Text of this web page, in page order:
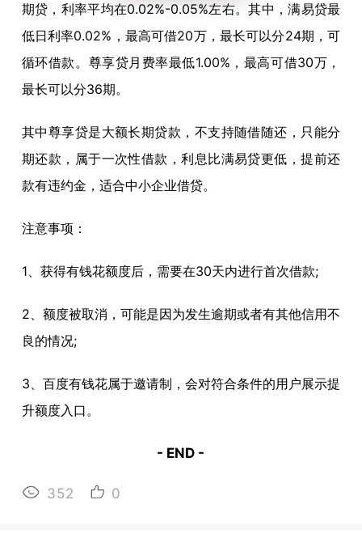
期贷，利率平均在0.02%-0.05%左右。其中，满易贷最
低日利率0.02%，最高可借20万，最长可以分24期，可
循环借款。尊享贷月费率最低1.00%，最高可借30万，
最长可以分36期。
其中尊享贷是大额长期贷款，不支持随借随还，只能分
期还款，属于一次性借款，利息比满易贷更低，提前还
款有违约金，适合中小企业借贷。
注意事项：
1、获得有钱花额度后，需要在30天内进行首次借款;
2、额度被取消，可能是因为发生逾期或者有其他信用不
良的情况;
3、百度有钱花属于邀请制，会对符合条件的用户展示提
升额度入口。
- END -
352 0